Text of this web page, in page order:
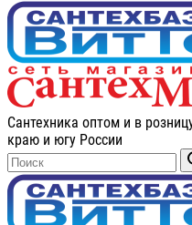
Сантехника оптом и в
краю и югу России